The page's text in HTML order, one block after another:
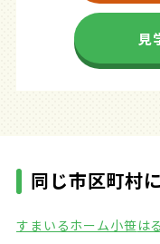
見
同じ市区町村
すまいるホーム小笹は